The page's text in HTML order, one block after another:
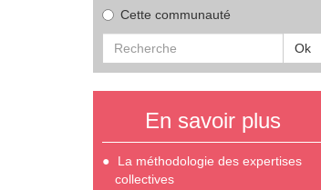
Cette communauté
Ok
En savoir plus
La méthodologie des expertises
collectives